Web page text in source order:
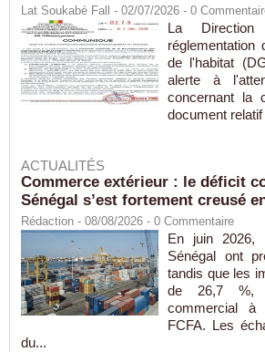
Lat Soukabé Fall - 02/07/2026 - 0
La
réglementation
de l'habitat
alerte à
concernant la
document
ACTUALITÉS
Commerce extérieur : le déficit
Sénégal s’est fortement creusé
Rédaction - 08/08/2026 - 0 Commentaire
En juin 2026,
Sénégal ont
tandis que les
de 26,7 %,
commercial à
FCFA. Les
du...